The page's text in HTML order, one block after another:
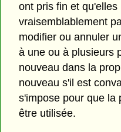
ont pris fin et
vraisemblablement
modifier ou annuler
à une ou à plusieurs
nouveau dans la
nouveau s'il est
s'impose pour que la
être utilisée.